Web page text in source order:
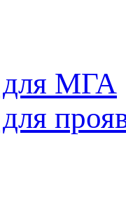
для МГА